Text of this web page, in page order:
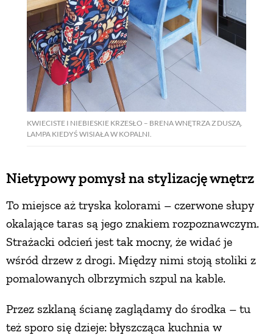
KWIECISTE I NIEBIESKIE KRZESŁO – BRENA WNĘTRZA Z DUSZĄ.
LAMPA KIEDYŚ WISIAŁA W KOPALNI.
Nietypowy pomysł na stylizację wnętrz
To miejsce aż tryska kolorami – czerwone słupy
okalające taras są jego znakiem rozpoznawczym.
Strażacki odcień jest tak mocny, że widać je
wśród drzew z drogi. Między nimi stoją stoliki z
pomalowanych olbrzymich szpul na kable.
Przez szklaną ścianę zaglądamy do środka – tu
też sporo się dzieje: błyszcząca kuchnia w